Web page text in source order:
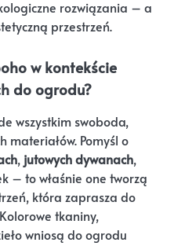
rozwiązania – a
przestrzeń.
w kontekście
do ogrodu?
wszystkim swoboda,
materiałów. Pomyśl o
, jutowych dywanach,
– to właśnie one tworzą
która zaprasza do
tkaniny,
wniosą do ogrodu